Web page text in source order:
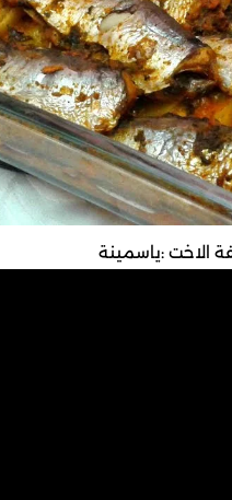
الاخت :ياسمينة